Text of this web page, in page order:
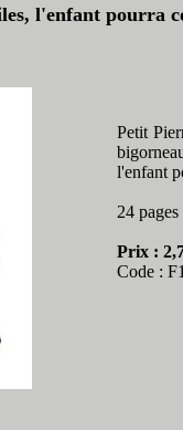
l'enfant pourra
Petit
l'enfant
24
Prix :
Code :